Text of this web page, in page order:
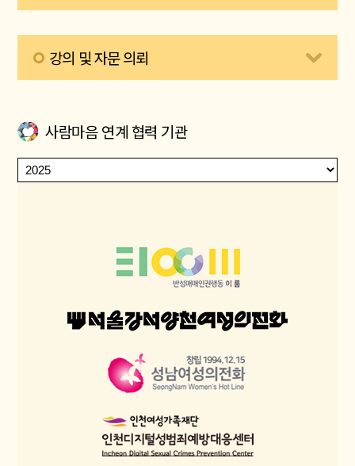
이메일 주소복사하기
심리치료 연계 의뢰서 (DOC)
강의 및 자문 의뢰
강의 및 자문 의뢰서 (DOC)
강의 및 자문 의뢰서 (HWP)다운로드
사람마음 연계 협력 기관